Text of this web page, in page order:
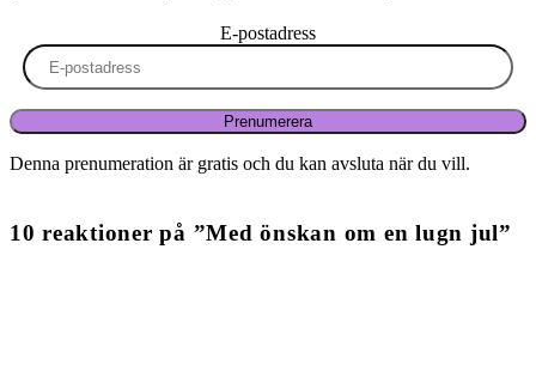
E-postadress
Prenumerera
Denna prenumeration är gratis och du kan avsluta när du vill.
10 reaktioner på ”Med önskan om en lugn jul”